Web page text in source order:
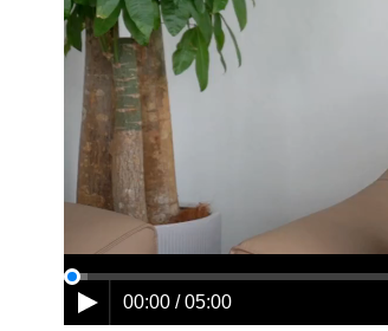
00:00 / 05:00